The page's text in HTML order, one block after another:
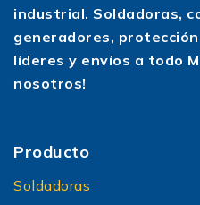
industrial. Soldadoras,
generadores, protección
líderes y envíos a todo
nosotros!
Producto
Soldadoras